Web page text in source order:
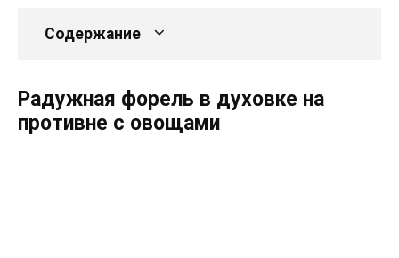
Содержание
Радужная форель в духовке на
противне с овощами